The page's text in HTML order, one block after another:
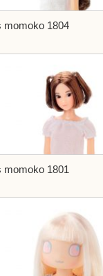
momoko 1804
momoko 1801